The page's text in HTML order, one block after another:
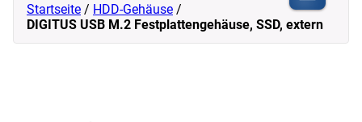
Startseite / HDD-Gehäuse /
DIGITUS USB M.2 Festplattengehäuse, SSD, extern